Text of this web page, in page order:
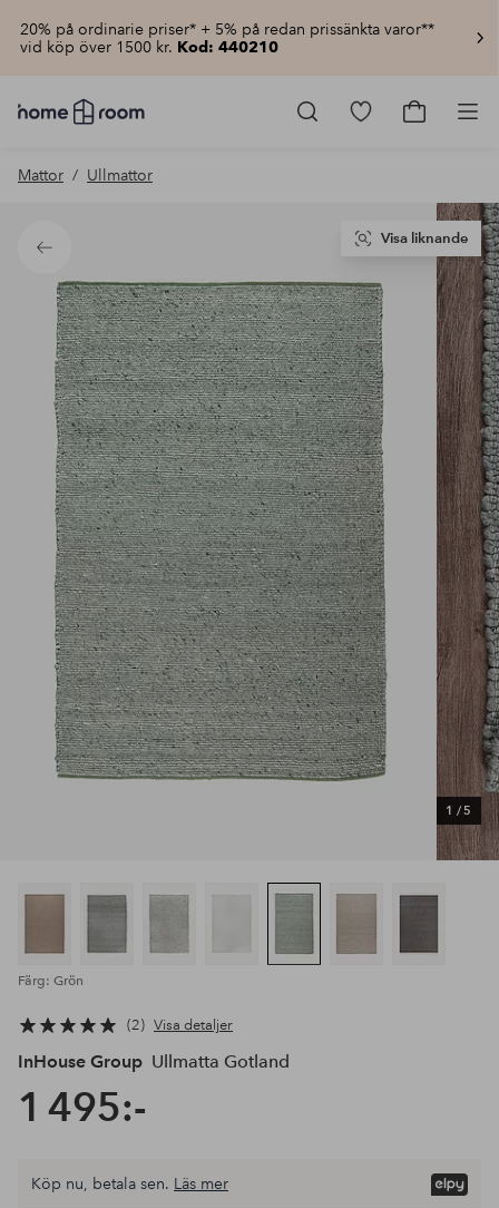
20% på ordinarie priser* + 5% på redan prissänkta varor**
vid köp över 1500 kr. Kod: 440210
Homeroom
–
hemmet
pris
Gå
Gå
Mattor Ullmattor
Tillbaka
1 /5
Visa liknande
Färg: Grön
2 Visa detaljer
InHouse Group Ullmatta Gotland
1 495:-
storlek
Lägg i
Köp nu, betala sen. Läs mer